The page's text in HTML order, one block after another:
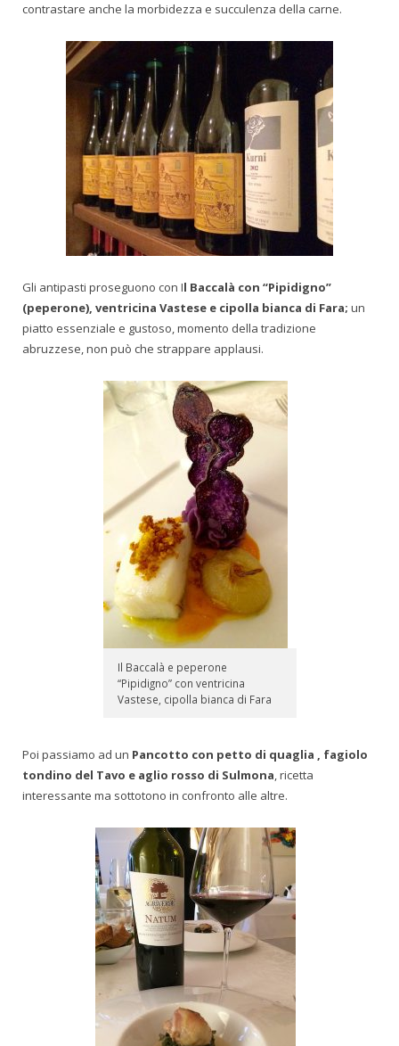
contrastare anche la morbidezza e succulenza della carne.
Gli antipasti proseguono con Il Baccalà con “Pipidigno”
(peperone), ventricina Vastese e cipolla bianca di Fara; un
piatto essenziale e gustoso, momento della tradizione
abruzzese, non può che strappare applausi.
Il Baccalà e peperone
“Pipidigno” con ventricina
Vastese, cipolla bianca di Fara
Poi passiamo ad un Pancotto con petto di quaglia , fagiolo
tondino del Tavo e aglio rosso di Sulmona, ricetta
interessante ma sottotono in confronto alle altre.